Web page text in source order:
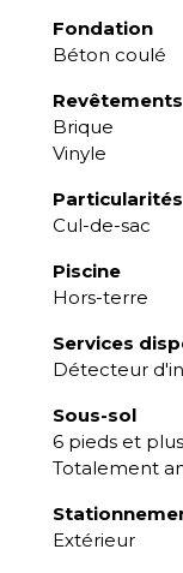
Fondation
Béton coulé
Revêtements
Brique
Vinyle
Particularités
Cul-de-sac
Piscine
Hors-terre
Services
Détecteur
Sous-sol
6 pieds et plus
Totalement
Extérieur